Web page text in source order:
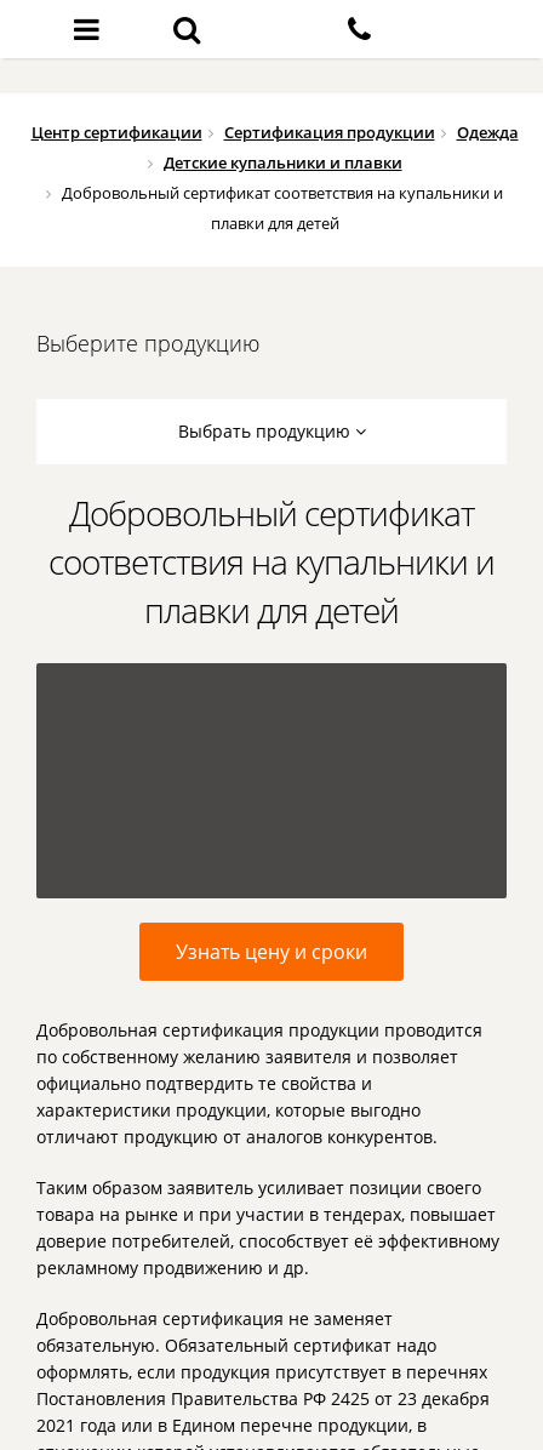
Центр сертификации Сертификация продукции
Одежда
Детские купальники и плавки
Добровольный сертификат соответствия на купальники и
плавки для детей
Выберите продукцию
Выбрать продукцию
Добровольный сертификат
соответствия на купальники и
плавки для детей
Узнать цену и сроки
Добровольная сертификация продукции проводится
по собственному желанию заявителя и позволяет
официально подтвердить те свойства и
характеристики продукции, которые выгодно
отличают продукцию от аналогов конкурентов.
Таким образом заявитель усиливает позиции своего
товара на рынке и при участии в тендерах, повышает
доверие потребителей, способствует её эффективному
рекламному продвижению и др.
Добровольная сертификация не заменяет
обязательную. Обязательный сертификат надо
оформлять, если продукция присутствует в перечнях
Постановления Правительства РФ 2425 от 23 декабря
2021 года или в Едином перечне продукции, в